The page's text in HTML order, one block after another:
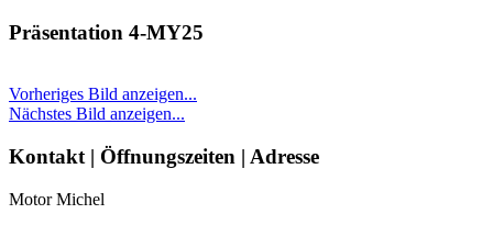
Präsentation 4-MY25
Vorheriges Bild anzeigen...
Nächstes Bild anzeigen...
Seitenleiste
Kontakt | Öffnungszeiten | Adresse
Motor Michel